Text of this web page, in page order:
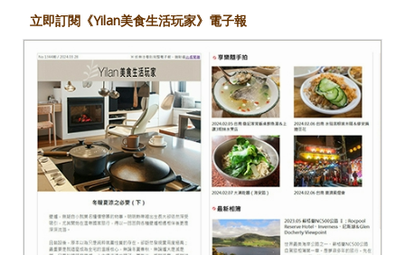
立即訂閱《Yilan美食生活玩家》電子報